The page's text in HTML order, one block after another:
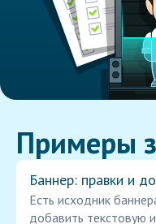
Примеры
Баннер: правки и
Есть исходник
добавить текстовую